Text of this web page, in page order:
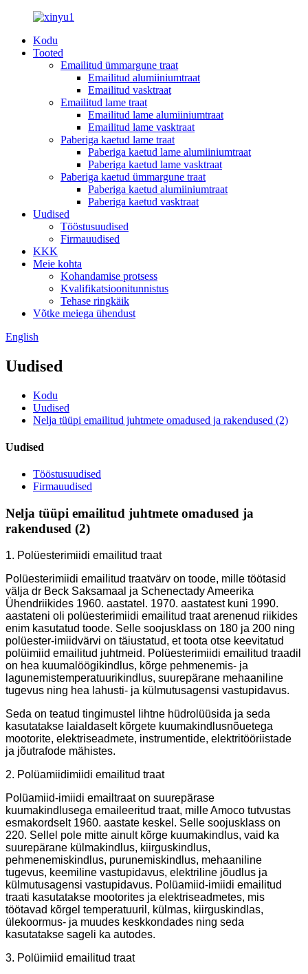
Kodu
Tooted
Emailitud ümmargune traat
Emailitud alumiiniumtraat
Emailitud vasktraat
Emailitud lame traat
Emailitud lame alumiiniumtraat
Emailitud lame vasktraat
Paberiga kaetud lame traat
Paberiga kaetud lame alumiiniumtraat
Paberiga kaetud lame vasktraat
Paberiga kaetud ümmargune traat
Paberiga kaetud alumiiniumtraat
Paberiga kaetud vasktraat
Uudised
Tööstusuudised
Firmauudised
KKK
Meie kohta
Kohandamise protsess
Kvalifikatsioonitunnistus
Tehase ringkäik
Võtke meiega ühendust
English
Uudised
Kodu
Uudised
Nelja tüüpi emailitud juhtmete omadused ja rakendused (2)
Uudised
Tööstusuudised
Firmauudised
Nelja tüüpi emailitud juhtmete omadused ja
rakendused (2)
1. Polüesterimiidi emailitud traat
Polüesterimiidi emailitud traatvärv on toode, mille töötasid
välja dr Beck Saksamaal ja Schenectady Ameerika
Ühendriikides 1960. aastatel. 1970. aastatest kuni 1990.
aastateni oli polüesterimiidi emailitud traat arenenud riikides
enim kasutatud toode. Selle soojusklass on 180 ja 200 ning
polüester-imiidvärvi on täiustatud, et toota otse keevitatud
polüimiid emailitud juhtmeid. Polüesterimiidi emailitud traadil
on hea kuumalöögikindlus, kõrge pehmenemis- ja
lagunemistemperatuurikindlus, suurepärane mehaaniline
tugevus ning hea lahusti- ja külmutusagensi vastupidavus.
Seda on teatud tingimustel lihtne hüdrolüüsida ja seda
kasutatakse laialdaselt kõrgete kuumakindlusnõuetega
mootorite, elektriseadmete, instrumentide, elektritööriistade
ja jõutrafode mähistes.
2. Polüamiidimiidi emailitud traat
Polüamiid-imiidi emailtraat on suurepärase
kuumakindlusega emaileeritud traat, mille Amoco tutvustas
esmakordselt 1960. aastate keskel. Selle soojusklass on
220. Sellel pole mitte ainult kõrge kuumakindlus, vaid ka
suurepärane külmakindlus, kiirguskindlus,
pehmenemiskindlus, purunemiskindlus, mehaaniline
tugevus, keemiline vastupidavus, elektriline jõudlus ja
külmutusagensi vastupidavus. Polüamiid-imiidi emailitud
traati kasutatakse mootorites ja elektriseadmetes, mis
töötavad kõrgel temperatuuril, külmas, kiirguskindlas,
ülekoormus- ja muudes keskkondades ning seda
kasutatakse sageli ka autodes.
3. Polüimiid emailitud traat